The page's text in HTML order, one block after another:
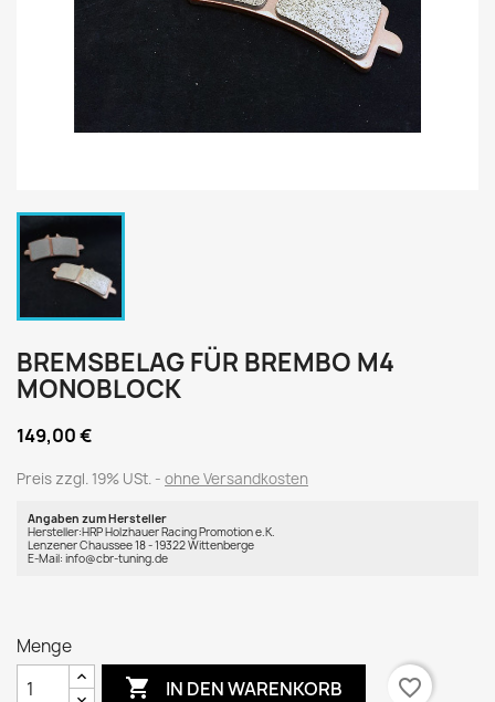
BREMSBELAG FÜR BREMBO M4
MONOBLOCK
149,00 €
Preis zzgl. 19% USt. ohne Versandkosten
Angaben zum Hersteller
Hersteller:HRP Holzhauer Racing Promotion e.K.
Lenzener Chaussee 18 - 19322 Wittenberge
E-Mail: info@cbr-tuning.de
Menge
 IN DEN WARENKORB favorite_border